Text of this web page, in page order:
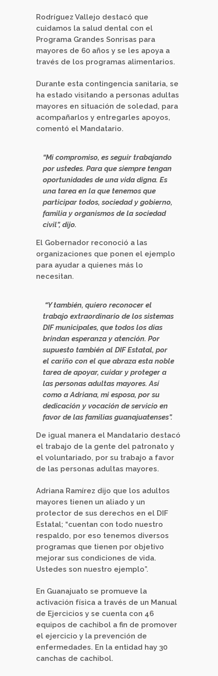
Rodríguez Vallejo destacó que
cuidamos la salud dental con el
Programa Grandes Sonrisas para
mayores de 60 años y se les apoya a
través de los programas alimentarios.
Durante esta contingencia sanitaria, se
ha estado visitando a personas adultas
mayores en situación de soledad, para
acompañarlos y entregarles apoyos,
comentó el Mandatario.
“Mi compromiso, es seguir trabajando
por ustedes. Para que siempre tengan
oportunidades de una vida digna. Es
una tarea en la que tenemos que
participar todos, sociedad y gobierno,
familia y organismos de la sociedad
civil”, dijo.
El Gobernador reconoció a las
organizaciones que ponen el ejemplo
para ayudar a quienes más lo
necesitan.
“Y también, quiero reconocer el
trabajo extraordinario de los sistemas
DIF municipales, que todos los días
brindan esperanza y atención. Por
supuesto también al DIF Estatal, por
el cariño con el que abraza esta noble
tarea de apoyar, cuidar y proteger a
las personas adultas mayores. Así
como a Adriana, mi esposa, por su
dedicación y vocación de servicio en
favor de las familias guanajuatenses”.
De igual manera el Mandatario destacó
el trabajo de la gente del patronato y
el voluntariado, por su trabajo a favor
de las personas adultas mayores.
Adriana Ramírez dijo que los adultos
mayores tienen un aliado y un
protector de sus derechos en el DIF
Estatal; “cuentan con todo nuestro
respaldo, por eso tenemos diversos
programas que tienen por objetivo
mejorar sus condiciones de vida.
Ustedes son nuestro ejemplo”.
En Guanajuato se promueve la
activación física a través de un Manual
de Ejercicios y se cuenta con 46
equipos de cachibol a fin de promover
el ejercicio y la prevención de
enfermedades. En la entidad hay 30
canchas de cachibol.